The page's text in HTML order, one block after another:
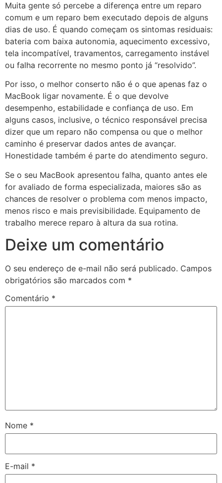
Muita gente só percebe a diferença entre um reparo
comum e um reparo bem executado depois de alguns
dias de uso. É quando começam os sintomas residuais:
bateria com baixa autonomia, aquecimento excessivo,
tela incompatível, travamentos, carregamento instável
ou falha recorrente no mesmo ponto já “resolvido”.
Por isso, o melhor conserto não é o que apenas faz o
MacBook ligar novamente. É o que devolve
desempenho, estabilidade e confiança de uso. Em
alguns casos, inclusive, o técnico responsável precisa
dizer que um reparo não compensa ou que o melhor
caminho é preservar dados antes de avançar.
Honestidade também é parte do atendimento seguro.
Se o seu MacBook apresentou falha, quanto antes ele
for avaliado de forma especializada, maiores são as
chances de resolver o problema com menos impacto,
menos risco e mais previsibilidade. Equipamento de
trabalho merece reparo à altura da sua rotina.
Deixe um comentário
O seu endereço de e-mail não será publicado. Campos
obrigatórios são marcados com *
Comentário *
Nome *
E-mail *